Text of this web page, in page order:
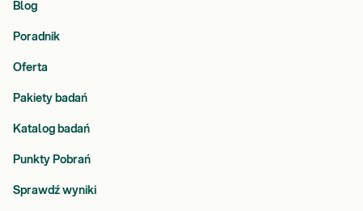
Blog
Poradnik
Oferta
Pakiety badań
Katalog badań
Punkty Pobrań
Sprawdź wyniki